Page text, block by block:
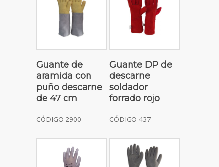
Guante de
aramida con
puño descarne
de 47 cm
CÓDIGO 2900
Guante DP de
descarne
soldador
forrado rojo
CÓDIGO 437